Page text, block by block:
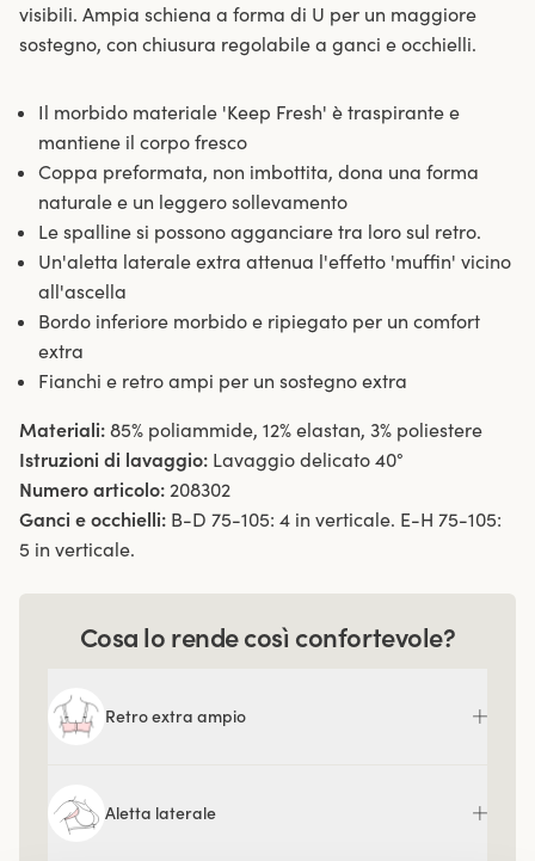
visibili. Ampia schiena a forma di U per un maggiore
sostegno, con chiusura regolabile a ganci e occhielli.
Il morbido materiale 'Keep Fresh' è traspirante e
mantiene il corpo fresco
Coppa preformata, non imbottita, dona una forma
naturale e un leggero sollevamento
Le spalline si possono agganciare tra loro sul retro.
Un'aletta laterale extra attenua l'effetto 'muffin' vicino
all'ascella
Bordo inferiore morbido e ripiegato per un comfort
extra
Fianchi e retro ampi per un sostegno extra
Materiali: 85% poliammide, 12% elastan, 3% poliestere
Istruzioni di lavaggio: Lavaggio delicato 40°
Numero articolo: 208302
Ganci e occhielli: B-D 75-105: 4 in verticale. E-H 75-105:
5 in verticale.
Cosa lo rende così confortevole?
Retro extra ampio
Aletta laterale